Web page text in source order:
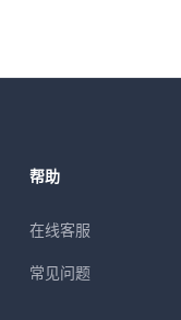
帮助
在线客服
常见问题